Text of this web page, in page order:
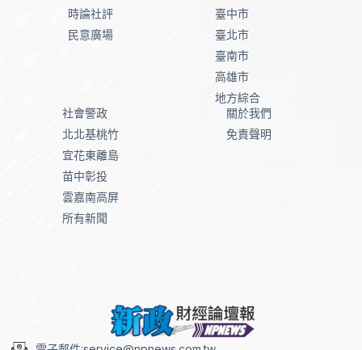
時論社評
民意廣場
臺中市
臺北市
臺南市
高雄市
地方綜合
社會警政
北北基桃竹
宜花東離島
苗中彰投
雲嘉南高屏
所有新聞
關於我們
免責聲明